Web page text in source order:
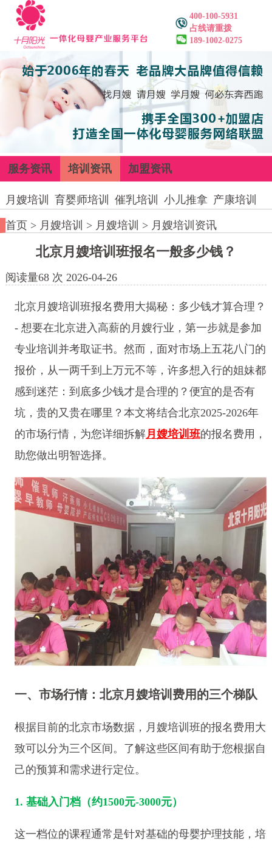
400-100-5931
占线请重拨
189-1002-0275
服务资讯 培训资讯 加盟资讯
月嫂培训 育婴师培训 催乳培训 小儿推拿 产康培训
首页> 月嫂培训 > 月嫂培训 > 月嫂培训资讯
北京月嫂培训班报名一般多少钱？
阅读量68 次 2026-04-26
北京月嫂培训班报名费用大揭秘：多少钱才算合理？
- 想要在北京进入高薪的月嫂行业，第一步就是参加
专业培训并考取证书。然而，面对市场上五花八门的
报价，从一两千到上万元不等，许多想入行的姐妹都
感到迷茫：到底多少钱才是合理的？便宜的是否有
坑，贵的又贵在哪里？本文将结合北京2025-2026年
的市场行情，为您详细拆解月嫂培训班的报名费用，
助您做出明智选择。
一、市场行情：北京月嫂培训费用的三个梯队
根据目前的北京市场数据，月嫂培训班的报名费用大
致可以分为三个区间。了解这些区间有助于您根据自
己的预算和需求进行定位。
1. 基础入门档（约1500元-3000元）
这一档位的课程通常是针对基础的母婴护理技能，培